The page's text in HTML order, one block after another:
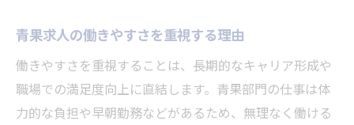
青果部門で働くやりがいと成長の秘訣
青果求人で感じられるやりがいの本質
青果求人で成長できる職場環境の特徴
青果求人の働きやすさを重視する理由
働きやすさを重視することは、長期的なキャリア形成や
職場での満足度向上に直結します。青果部門の仕事は体
力的な負担や早朝勤務などがあるため、無理なく働ける